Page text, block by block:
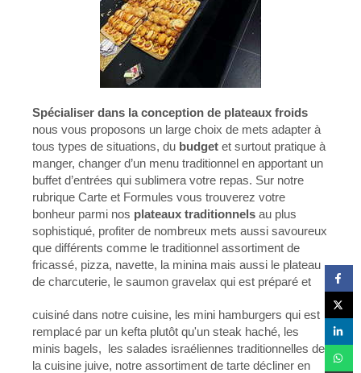
Spécialiser dans la conception de plateaux froids
nous vous proposons un large choix de mets adapter à
tous types de situations, du budget et surtout pratique à
manger, changer d’un menu traditionnel en apportant un
buffet d’entrées qui sublimera votre repas. Sur notre
rubrique Carte et Formules vous trouverez votre
bonheur parmi nos plateaux traditionnels au plus
sophistiqué, profiter de nombreux mets aussi savoureux
que différents comme le traditionnel assortiment de
fricassé, pizza, navette, la minina mais aussi le plateau
de charcuterie, le saumon gravelax qui est préparé et
cuisiné dans notre cuisine, les mini hamburgers qui est
remplacé par un kefta plutôt qu'un steak haché, les
minis bagels, les salades israéliennes traditionnelles de
la cuisine juive, notre assortiment de tarte décliner en